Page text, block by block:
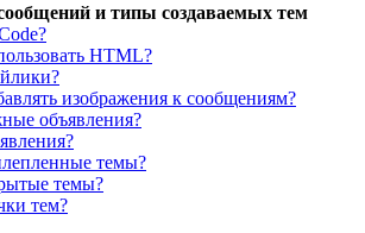
и типы создаваемых тем
HTML?
изображения к сообщениям?
объявления?
темы?
темы?
тем?